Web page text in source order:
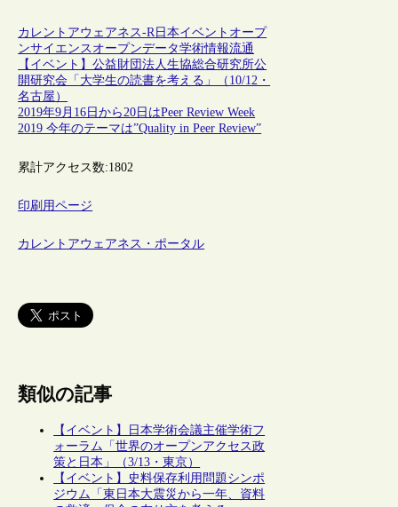
カレントアウェアネス-R日本イベント オープ
ンサイエンス オープンデータ学術情報流通
【イベント】公益財団法人生協総合研究所公
開研究会「大学生の読書を考える」（10/12・
名古屋）
2019年9月16日から20日はPeer Review Week
2019 今年のテーマは”Quality in Peer Review”
累計アクセス数:1802
印刷用ページ
カレントアウェアネス・ポータル
類似の記事
【イベント】日本学術会議主催学術フ
ォーラム「世界のオープンアクセス政
策と日本」（3/13・東京）
【イベント】史料保存利用問題シンポ
ジウム「東日本大震災から一年、資料